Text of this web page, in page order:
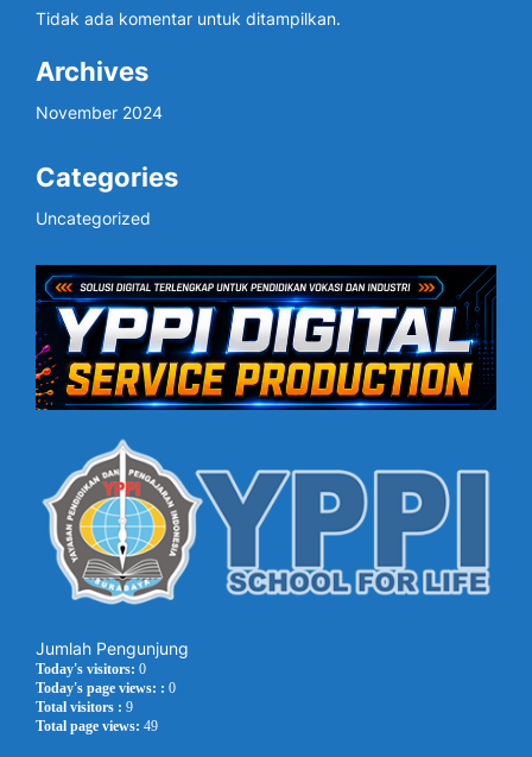
Tidak ada komentar untuk ditampilkan.
Archives
November 2024
Categories
Uncategorized
Jumlah Pengunjung
Today's visitors: 0
Today's page views: : 0
Total visitors : 9
Total page views: 49